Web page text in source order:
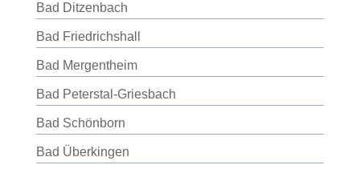
Bad Ditzenbach
Bad Friedrichshall
Bad Mergentheim
Bad Peterstal-Griesbach
Bad Schönborn
Bad Überkingen